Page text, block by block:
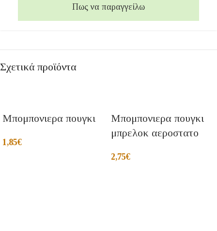
Πως να παραγγείλω
Σχετικά προϊόντα
Μπομπονιερα πουγκι
1,85€
Μπομπονιερα πουγκι
μπρελοκ αεροστατο
2,75€